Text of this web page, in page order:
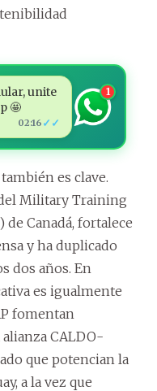
unite
🤩
02:16 ✓✓
1
es clave.
Military Training
Canadá, fortalece
y ha duplicado
dos años. En
es igualmente
fomentan
CALDO-
que potencian la
a la vez que